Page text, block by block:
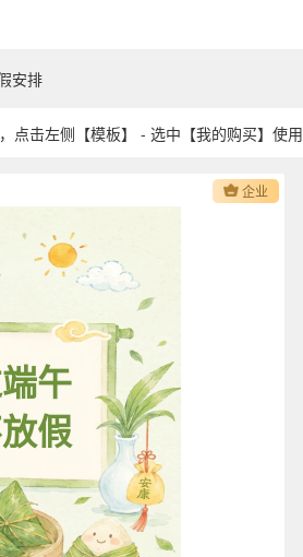
安排
点击左侧【模板】 - 选中【我的购买】使用
企业
午
假